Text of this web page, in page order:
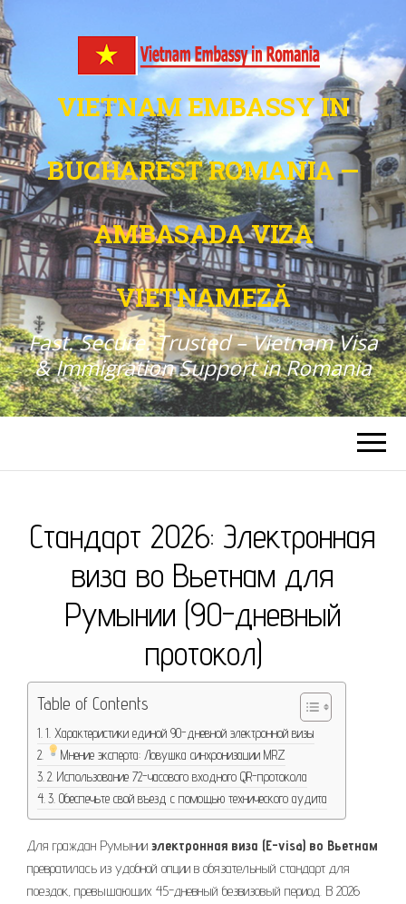
VIETNAM EMBASSY IN
BUCHAREST ROMANIA —
AMBASADA VIZA
VIETNAMEZĂ
Fast. Secure. Trusted – Vietnam Visa
& Immigration Support in Romania
Стандарт 2026: Электронная
виза во Вьетнам для
Румынии (90-дневный
протокол)
Table of Contents
1. Характеристики единой 90-дневной электронной визы
Мнение эксперта: Ловушка синхронизации MRZ
2. Использование 72-часового входного QR-протокола
3. Обеспечьте свой въезд с помощью технического аудита
Для граждан Румынии электронная виза (E-visa) во Вьетнам
превратилась из удобной опции в обязательный стандарт для
поездок, превышающих 45-дневный безвизовый период. В 2026